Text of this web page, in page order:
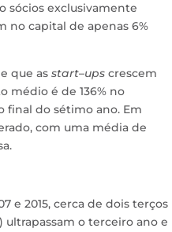
sócios exclusivamente
no capital de apenas 6%
que as start–ups crescem
médio é de 136% no
final do sétimo ano. Em
com uma média de
e 2015, cerca de dois terços
ultrapassam o terceiro ano e